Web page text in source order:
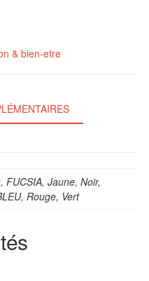
& bien-etre
FUCSIA, Jaune, Noir,
Rouge, Vert